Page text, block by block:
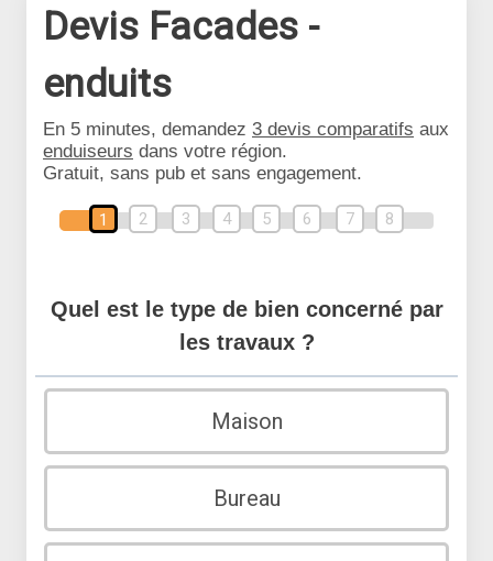
Devis Facades -
enduits
En 5 minutes, demandez 3 devis comparatifs aux
enduiseurs dans votre région.
Gratuit, sans pub et sans engagement.
1 2 3 4 5 6 7 8
Quel est le type de bien concerné par
les travaux ?
Maison
Bureau